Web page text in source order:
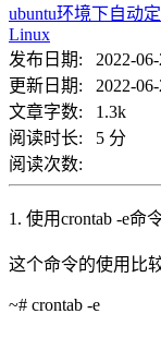
ubuntu环境下自动
Linux
发布日期: 2022-06-
更新日期: 2022-06-
文章字数: 1.3k
阅读时长: 5 分
阅读次数:
1. 使用crontab -e命
这个命令的使用比
~# crontab -e